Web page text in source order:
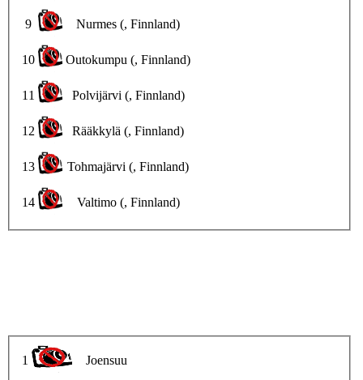
9 Nurmes (, Finnland)
10 Outokumpu (, Finnland)
11 Polvijärvi (, Finnland)
12 Rääkkylä (, Finnland)
13 Tohmajärvi (, Finnland)
14 Valtimo (, Finnland)
1 Joensuu